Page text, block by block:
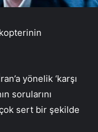
yönelik ‘karşı
sorularını
çok sert bir şekilde